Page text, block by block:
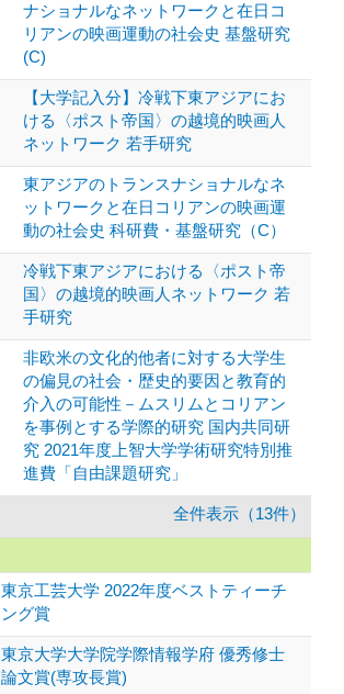
ナショナルなネットワークと在日コ
リアンの映画運動の社会史 基盤研究
(C)
【大学記入分】冷戦下東アジアにお
ける〈ポスト帝国〉の越境的映画人
ネットワーク 若手研究
東アジアのトランスナショナルなネ
ットワークと在日コリアンの映画運
動の社会史 科研費・基盤研究（C）
冷戦下東アジアにおける〈ポスト帝
国〉の越境的映画人ネットワーク 若
手研究
非欧米の文化的他者に対する大学生
の偏見の社会・歴史的要因と教育的
介入の可能性－ムスリムとコリアン
を事例とする学際的研究 国内共同研
究 2021年度上智大学学術研究特別推
進費「自由課題研究」
全件表示（13件）
東京工芸大学 2022年度ベストティーチ
ング賞
東京大学大学院学際情報学府 優秀修士
論文賞(専攻長賞)